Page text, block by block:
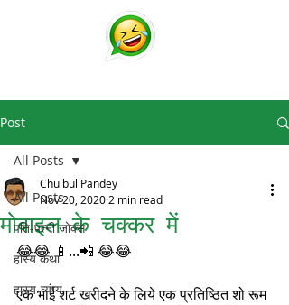
Post
All Posts
पति-पत्नी जोक्स
हास्य कथा
हास्य-व्यंग्य
All Posts
मोबाइल के चक्कर में
Chulbul Pandey
Nov 20, 2020 2 min read
😂😂 📱...📲 😂😂
एक भाई शर्ट खरीदने के लिये एक प्रतिष्ठित शो रूम